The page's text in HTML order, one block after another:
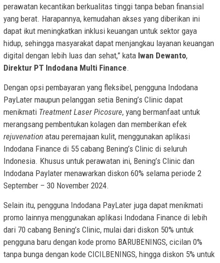
perawatan kecantikan berkualitas tinggi tanpa beban finansial
yang berat. Harapannya, kemudahan akses yang diberikan ini
dapat ikut meningkatkan inklusi keuangan untuk sektor gaya
hidup, sehingga masyarakat dapat menjangkau layanan keuangan
digital dengan lebih luas dan sehat,” kata Iwan Dewanto,
Direktur PT Indodana Multi Finance.
Dengan opsi pembayaran yang fleksibel, pengguna Indodana
PayLater maupun pelanggan setia Bening’s Clinic dapat
menikmati Treatment Laser Picosure, yang bermanfaat untuk
merangsang pembentukan kolagen dan memberikan efek
rejuvenation atau peremajaan kulit, menggunakan aplikasi
Indodana Finance di 55 cabang Bening’s Clinic di seluruh
Indonesia. Khusus untuk perawatan ini, Bening’s Clinic dan
Indodana Paylater menawarkan diskon 60% selama periode 2
September – 30 November 2024.
Selain itu, pengguna Indodana PayLater juga dapat menikmati
promo lainnya menggunakan aplikasi Indodana Finance di lebih
dari 70 cabang Bening’s Clinic, mulai dari diskon 50% untuk
pengguna baru dengan kode promo BARUBENINGS, cicilan 0%
tanpa bunga dengan kode CICILBENINGS, hingga diskon 5% untuk